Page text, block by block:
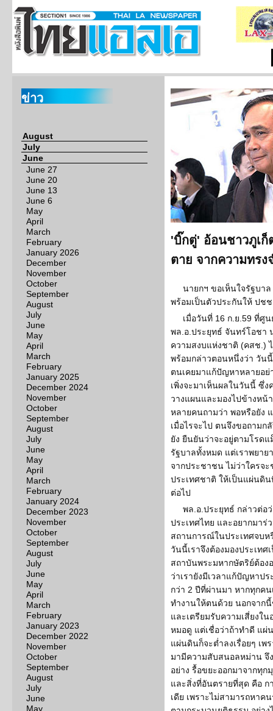
ข่าว
August
July
June
June 27
June 20
June 13
June 6
May
April
March
February
January 2026
December
November
October
September
August
July
June
May
April
March
February
January 2025
December 2024
November
October
September
August
July
June
May
April
March
February
January 2024
December 2023
November
October
September
August
July
June
May
April
March
February
January 2023
December 2022
November
October
September
August
July
June
May
'บิ๊กตู่' อ้อนชาวภูเ
ตาย จากความทรง
นายกฯ ขอเห็นใจรัฐบา
พร้อมเป็นตัวประกันให้ ปช
เมื่อวันที่ 16 ก.ย.59 ที่ศู
พล.อ.ประยุทธ์ จันทร์โอชา
ความสงบแห่งชาติ (คสช.)
พร้อมกล่าวตอนหนึ่งว่า วัน
ตนเคยมาแก้ปัญหาหลายอ
เพิ่งจะมาเห็นผลในวันนี้ ซึ่ง
วางแผนและมองไปข้างหน้
หลายคนถามว่า พอหรือยัง
เมื่อไรจะไป ตนจึงขอถาม
ยัง ยืนยันว่าจะอยู่ตามโรด
รัฐบาลทั้งหมด แต่เราพยาย
จากประชาชน ไม่ว่าใครจ
ประเทศชาติ ให้เป็นแผ่นดิ
ต่อไป
พล.อ.ประยุทธ์ กล่าวต่
ประเทศไทย และอยากมาร่
สถานการณ์ในประเทศจบ
วันนี้เราจึงต้องมองประเท
สถาบันพระมหากษัตริย์ต้อง
ว่าเรายังมีเวลาแก้ปัญหาป
กว่า 2 ปีที่ผ่านมา หากทุกค
ทำงานให้ตนด้วย นอกจาก
และเตรียมรับความเสี่ยงใ
หมอดู แต่เชื่อว่าถ้าทำดี แผ่
แผ่นดินก็จะต่ำลงเรื่อยๆ เ
มามีความสับสนอลหม่าน จึ
อย่าง รื้อขยะออกมาจากทุก
และสิ่งที่อันตรายที่สุด คือ ก
เดีย เพราะไม่สามารถหาค